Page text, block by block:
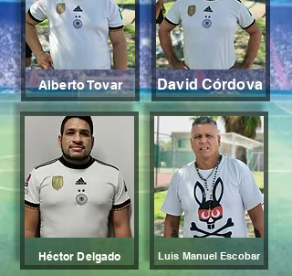
Alberto Tovar David Córdova
Héctor Delgado Luis Manuel Escobar